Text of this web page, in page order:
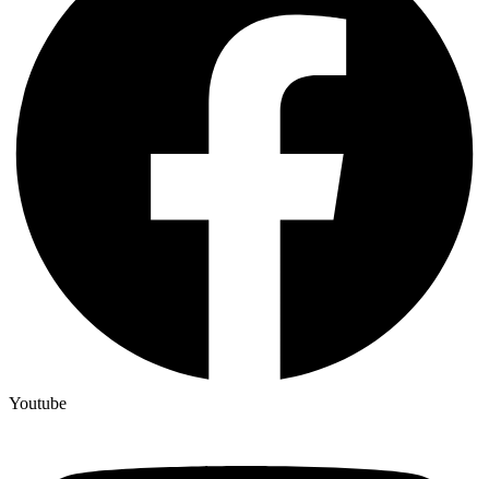
Youtube